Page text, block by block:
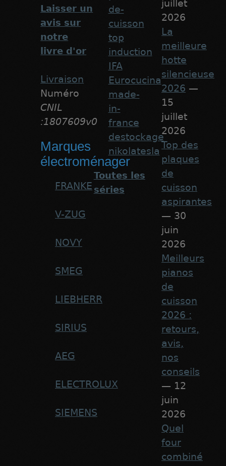
Laisser un
avis sur
notre
livre d'or
Livraison
Numéro
CNIL
:1807609v0
Marques
électroménager
FRANKE
V-ZUG
NOVY
SMEG
LIEBHERR
SIRIUS
AEG
ELECTROLUX
SIEMENS
de-
cuisson
top
induction
IFA
Eurocucina
made-
in-
france
destockage
nikolatesla
Toutes les
séries
juillet
2026
La
meilleure
hotte
silencieuse
2026 —
15
juillet
2026
Top des
plaques
de
cuisson
aspirantes
— 30
juin
2026
Meilleurs
pianos
de
cuisson
2026 :
retours,
avis,
nos
conseils
— 12
juin
2026
Quel
four
combiné